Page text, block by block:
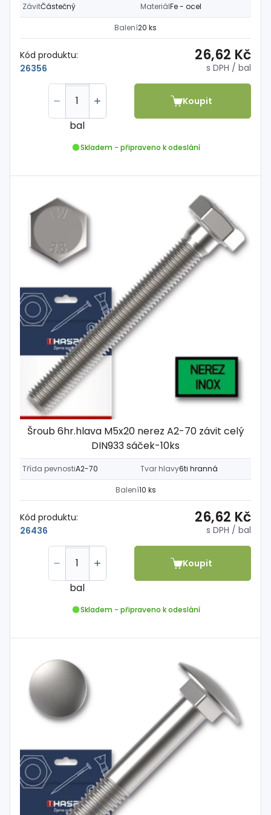
ZávitČástečný MateriálFe - ocel
Balení20 ks
Kód produktu:
26356
26,62 Kč
s DPH / bal
bal
Koupit
Skladem - připraveno k odeslání
Šroub 6hr.hlava M5x20 nerez A2-70 závit celý
DIN933 sáček-10ks
Třída pevnostiA2-70 Tvar hlavy6ti hranná
Balení10 ks
Kód produktu:
26436
26,62 Kč
s DPH / bal
bal
Koupit
Skladem - připraveno k odeslání